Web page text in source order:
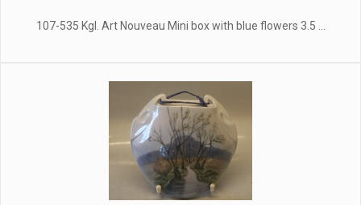
107-535 Kgl. Art Nouveau Mini box with blue flowers 3.5 ...